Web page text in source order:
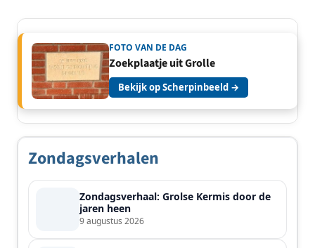
FOTO VAN DE DAG
Zoekplaatje uit Grolle
Bekijk op Scherpinbeeld →
Zondagsverhalen
Zondagsverhaal: Grolse Kermis door de
jaren heen
9 augustus 2026